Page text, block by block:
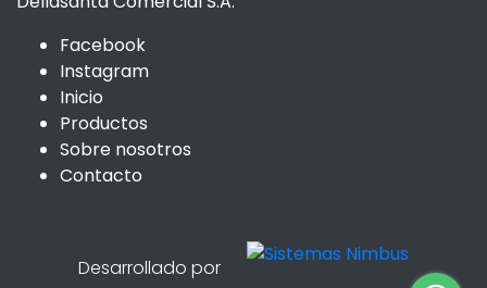
Facebook
Instagram
Inicio
Productos
Sobre nosotros
Contacto
Desarrollado por